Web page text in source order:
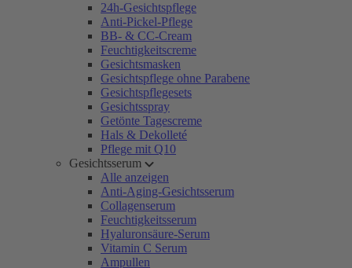
24h-Gesichtspflege
Anti-Pickel-Pflege
BB- & CC-Cream
Feuchtigkeitscreme
Gesichtsmasken
Gesichtspflege ohne Parabene
Gesichtspflegesets
Gesichtsspray
Getönte Tagescreme
Hals & Dekolleté
Pflege mit Q10
Gesichtsserum
Alle anzeigen
Anti-Aging-Gesichtsserum
Collagenserum
Feuchtigkeitsserum
Hyaluronsäure-Serum
Vitamin C Serum
Ampullen